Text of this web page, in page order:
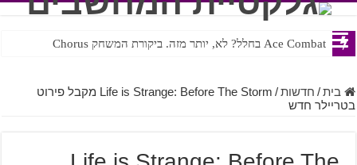
Ace Combat בחלל? לא, יותר מזה. ביקורת המשחק Chorus
Steven Universe והשירים שתורגמו בצורה נוראית לעברית
בית / חדשות /
Life is Strange: Before The Storm מקבל פירוט
בטריילר חדש